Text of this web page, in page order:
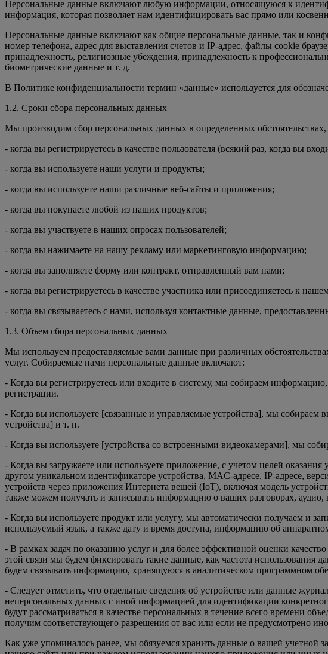
Персональные данные включают любую информации, относящуюся к
информация, которая позволяет нам идентифицировать вас прямо или
Персональные данные включают как общие персональные данные, так и
номер телефона, адрес для выставления счетов и IP-адрес, файлы cookie
принадлежность, религиозные убеждения, принадлежность к
биометрические данные и т. д.
В Политике конфиденциальности термин «данные» используется для
1.2. Сроки сбора персональных данных
Мы производим сбор персональных данных в определенных обстоятельствах,
- когда вы регистрируетесь в качестве пользователя (всякий раз, когда вы
- когда вы используете наши услуги и продукты;
- когда вы используете наши различные веб-сайты и приложения;
- когда вы покупаете любой из наших продуктов;
- когда вы участвуете в наших опросах пользователей;
- когда вы нажимаете на нашу рекламу или маркетинговую информацию;
- когда вы заполняете форму или контракт, отправленный вам нами;
- когда вы регистрируетесь в качестве участника или присоединяетесь к
- когда вы связываетесь с нами, используя контактные данные,
1.3. Объем сбора персональных данных
Мы используем предоставляемые вами данные при различных
услуг. Собираемые нами персональные данные включают:
- Когда вы регистрируетесь или входите в систему, мы собираем
регистрации.
- Когда вы используете [связанные и управляемые устройства], мы
устройства] и т. п.
- Когда вы используете [устройства со встроенными видеокамерами], мы
- Когда вы загружаете или используете приложение, с учетом целей
другом уникальном идентификаторе устройства, MAC-адресе, IP-адресе,
устройств через приложения Интернета вещей (IoT), включая модель
также можем получать и записывать информацию о ваших разговорах,
- Когда вы используете продукт или услугу, мы автоматически получаем и
используемый язык, а также дату и время доступа, информацию об
- В рамках задач по оказанию услуг и для более эффективной оценки
этой связи мы будем фиксировать такие данные, как частота
будем связывать информацию, хранящуюся в аналитическом программном
- Следует отметить, что отдельные сведения об устройстве или данные
неперсональных данных с иной информацией для идентификации
будут рассматриваться в качестве персональных в течение всего времени
получим соответствующего разрешения от вас или если не предусмотрено
Как уже упоминалось ранее, мы обязуемся хранить данные о вашей